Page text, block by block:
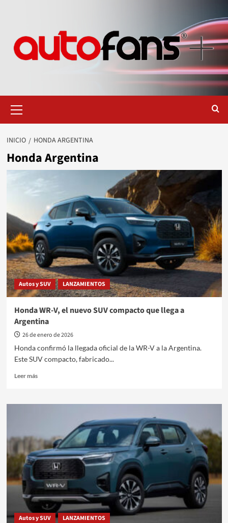
primario
INICIO HONDA ARGENTINA
Honda Argentina
Autos y SUV LANZAMIENTOS
Honda WR-V, el nuevo SUV compacto que llega a
Argentina
26 de enero de 2026
Honda confirmó la llegada oficial de la WR-V a la Argentina.
Este SUV compacto, fabricado...
Leer másLeer
Honda
nuevo
SUV
compacto
que
llega
a
Argentina
Autos y SUV LANZAMIENTOS